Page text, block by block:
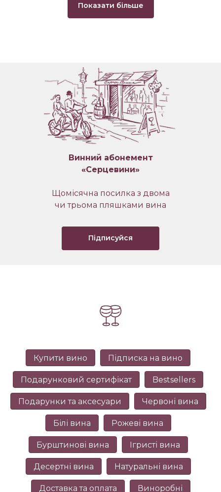
Показати більше
Винний абонемент
«Серцевини»
Щомісячна посилка з двома
чи трьома пляшками вина
Підписуйся
Купити вино Підписка на вино
Подарунковий сертифікат Bestsellers
Подарунки та аксесуари Червоні вина
Білі вина Рожеві вина
Бурштинові вина Ігристі вина
Десертні вина Натуральні вина
Доставка та оплата Виноробні